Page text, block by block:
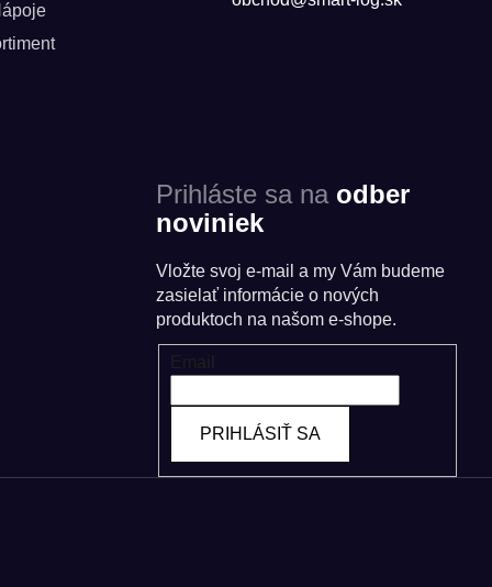
Prihláste sa na odber
noviniek
Vložte svoj e-mail a my Vám budeme
zasielať informácie o nových
produktoch na našom e-shope.
PRIHLÁSIŤ SA